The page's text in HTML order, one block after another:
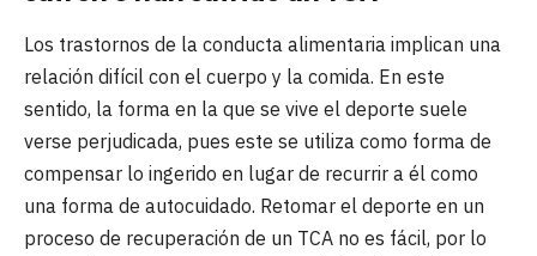
Los trastornos de la conducta alimentaria implican una
relación difícil con el cuerpo y la comida. En este
sentido, la forma en la que se vive el deporte suele
verse perjudicada, pues este se utiliza como forma de
compensar lo ingerido en lugar de recurrir a él como
una forma de autocuidado. Retomar el deporte en un
proceso de recuperación de un TCA no es fácil, por lo